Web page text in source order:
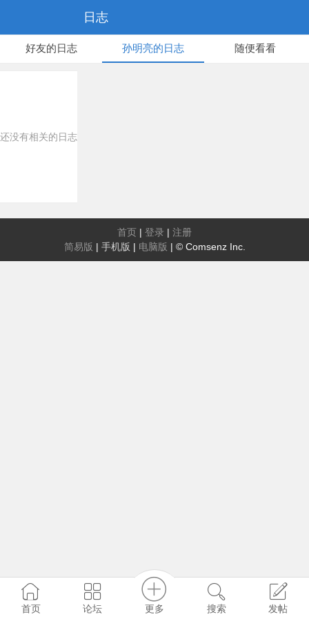
日志
好友的日志 孙明亮的日志 随便看看
还没有相关的日志
首页 | 登录 | 注册
简易版 | 手机版 | 电脑版 | © Comsenz Inc.
首页 论坛 更多 搜索 发帖